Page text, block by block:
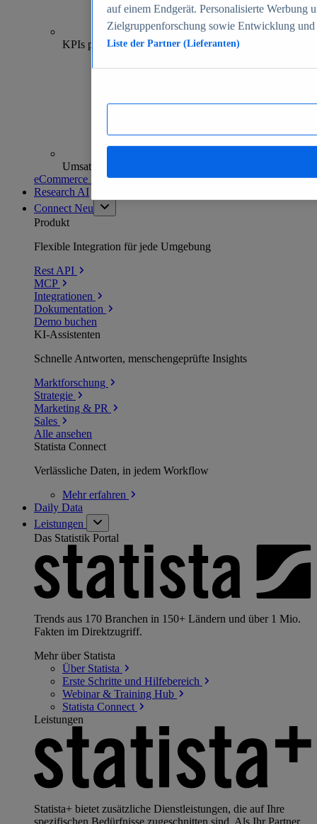
70+
KPIs pro Shop
Umsatzanalysen und -prognosen
eCommerce Insights entdecken
Research AI
Connect Neu
Produkt
Flexible Integration für jede Umgebung
Rest API
MCP
Integrationen
Dokumentation
Demo buchen
KI-Assistenten
Schnelle Antworten, menschengeprüfte Insights
Marktforschung
Strategie
Marketing & PR
Sales
Alle ansehen
Statista Connect
Verlässliche Daten, in jedem Workflow
Mehrerfahren
Daily Data
Leistungen
Das Statistik Portal
Trends aus 170 Branchen in 150+ Ländern und über 1 Mio.
Fakten im Direktzugriff.
Mehr über Statista
Über Statista
Erste Schritte und Hilfebereich
Webinar & Training Hub
Statista Connect
Leistungen
Statista+ bietet zusätzliche Dienstleistungen, die auf Ihre
spezifischen Bedürfnisse zugeschnitten sind. Als Ihr Partner
auf einem Endgerät. Personalisierte Werbung
Zielgruppenforschung sowie Entwicklung
Liste der Partner (Lieferanten)